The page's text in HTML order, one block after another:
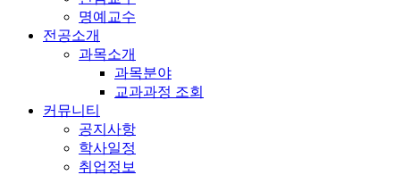
명예교수
전공소개
과목소개
과목분야
교과과정 조회
커뮤니티
공지사항
학사일정
취업정보